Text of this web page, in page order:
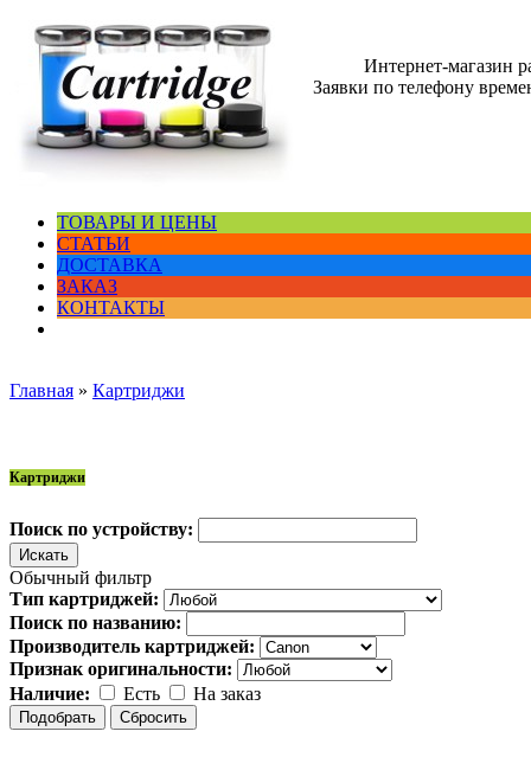
Интернет-магазин
Заявки по телефону
ТОВАРЫ И ЦЕНЫ
СТАТЬИ
ДОСТАВКА
ЗАКАЗ
КОНТАКТЫ
Главная » Картриджи
Картриджи
Поиск по устройству:
Обычный фильтр
Тип картриджей:
Поиск по названию:
Производитель картриджей:
Признак оригинальности:
Наличие:
Есть На заказ